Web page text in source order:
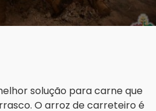
solução para carne que
O arroz de carreteiro é